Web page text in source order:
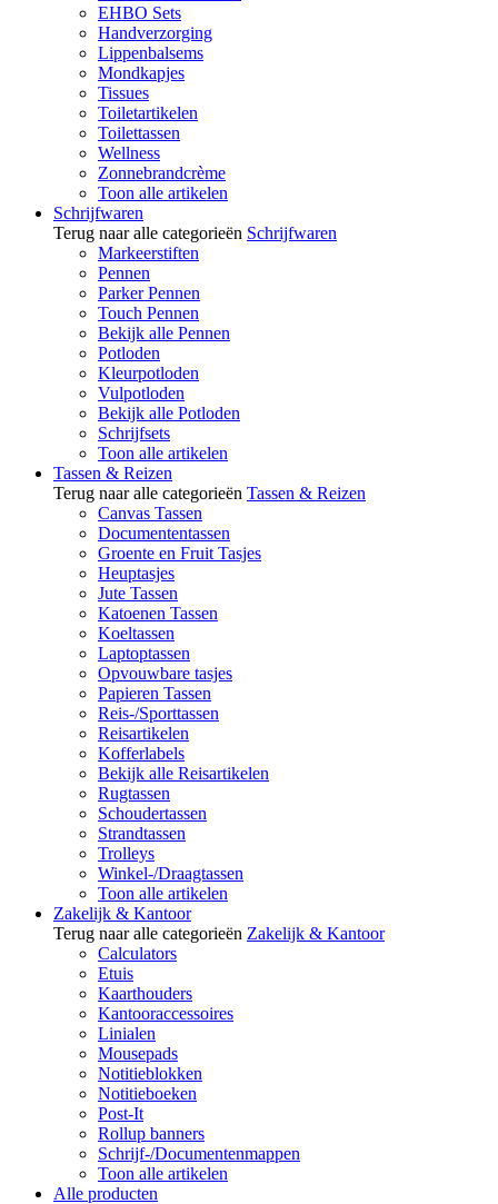
EHBO Sets
Handverzorging
Lippenbalsems
Mondkapjes
Tissues
Toiletartikelen
Toilettassen
Wellness
Zonnebrandcrème
Toon alle artikelen
Schrijfwaren
Terug naar alle categorieën Schrijfwaren
Markeerstiften
Pennen
Parker Pennen
Touch Pennen
Bekijk alle Pennen
Potloden
Kleurpotloden
Vulpotloden
Bekijk alle Potloden
Schrijfsets
Toon alle artikelen
Tassen & Reizen
Terug naar alle categorieën Tassen & Reizen
Canvas Tassen
Documententassen
Groente en Fruit Tasjes
Heuptasjes
Jute Tassen
Katoenen Tassen
Koeltassen
Laptoptassen
Opvouwbare tasjes
Papieren Tassen
Reis-/Sporttassen
Reisartikelen
Kofferlabels
Bekijk alle Reisartikelen
Rugtassen
Schoudertassen
Strandtassen
Trolleys
Winkel-/Draagtassen
Toon alle artikelen
Zakelijk & Kantoor
Terug naar alle categorieën Zakelijk & Kantoor
Calculators
Etuis
Kaarthouders
Kantooraccessoires
Linialen
Mousepads
Notitieblokken
Notitieboeken
Post-It
Rollup banners
Schrijf-/Documentenmappen
Toon alle artikelen
Alle producten